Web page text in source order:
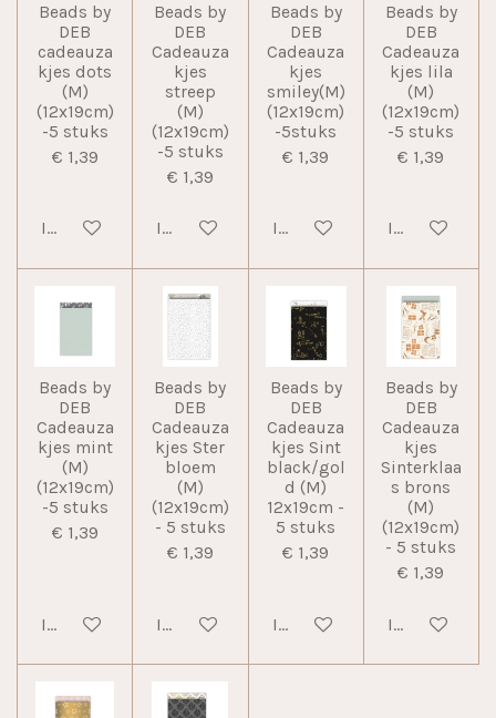
Beads by
DEB
cadeauza
kjes dots
(M)
(12x19cm)
-5 stuks
€ 1,39
In winkelwagen
Beads by
DEB
Cadeauza
kjes
streep
(M)
(12x19cm)
-5 stuks
€ 1,39
In winkelwagen
Beads by
DEB
Cadeauza
kjes
smiley(M)
(12x19cm)
-5stuks
€ 1,39
In winkelwagen
Beads by
DEB
Cadeauza
kjes lila
(M)
(12x19cm)
-5 stuks
€ 1,39
In
Beads by
DEB
Cadeauza
kjes mint
(M)
(12x19cm)
-5 stuks
€ 1,39
In winkelwagen
Beads by
DEB
Cadeauza
kjes Ster
bloem
(M)
(12x19cm)
- 5 stuks
€ 1,39
In winkelwagen
Beads by
DEB
Cadeauza
kjes Sint
black/gol
d (M)
12x19cm -
5 stuks
€ 1,39
In winkelwagen
Beads by
DEB
Cadeauza
kjes
Sinterklaa
s brons
(M)
(12x19cm)
- 5 stuks
€ 1,39
In